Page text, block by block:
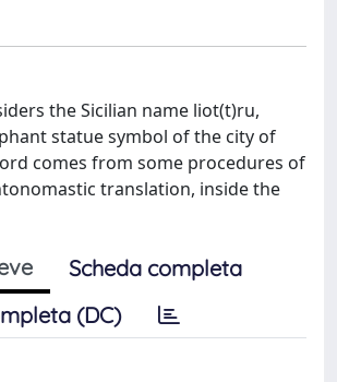
the Sicilian name liot(t)ru,
statue symbol of the city of
comes from some procedures of
translation, inside the
Scheda completa
(DC)